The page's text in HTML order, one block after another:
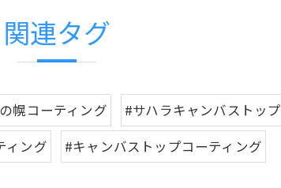
関連タグ
幌コーティング #サハラキャンバストップ
ィング
#キャンバストップコーティング